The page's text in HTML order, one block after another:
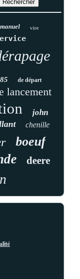
manuel vire
de départ
lancement
john
chenille
boeuf
deere